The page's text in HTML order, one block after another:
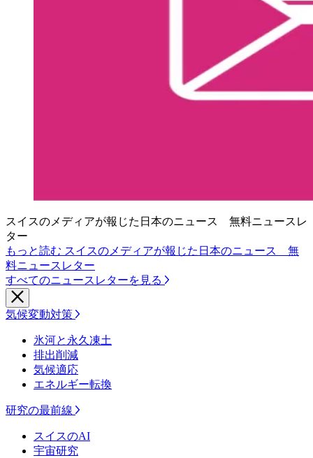
スイスのメディアが報じた日本のニュース 無料ニュースレ
ター
もっと読む スイスのメディアが報じた日本のニュース 無
料ニュースレター
すべてのニュースレターを見る
気候変動対策
氷河と永久凍土
排出削減
気候適応
エネルギー転換
研究の最前線
スイスのAI
宇宙研究